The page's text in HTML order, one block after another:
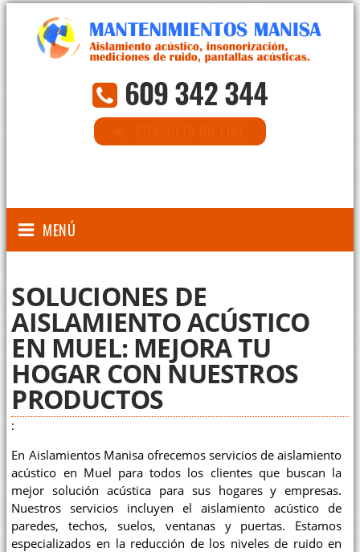
609 342 344
MENÚ
SOLUCIONES DE
AISLAMIENTO ACÚSTICO
EN MUEL: MEJORA TU
HOGAR CON NUESTROS
PRODUCTOS
:
En Aislamientos Manisa ofrecemos servicios de aislamiento
acústico en Muel para todos los clientes que buscan la
mejor solución acústica para sus hogares y empresas.
Nuestros servicios incluyen el aislamiento acústico de
paredes, techos, suelos, ventanas y puertas. Estamos
especializados en la reducción de los niveles de ruido en